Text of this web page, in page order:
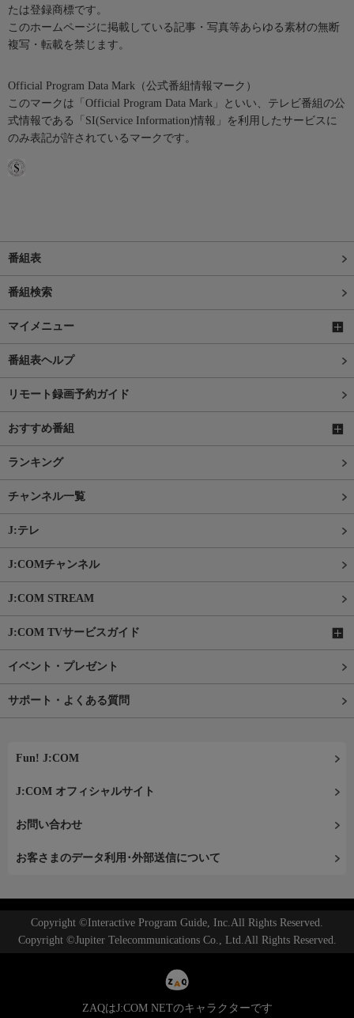
たは登録商標です。
このホームページに掲載している記事・写真等あらゆる素材の無断
複写・転載を禁じます。
Official Program Data Mark（公式番組情報マーク）
このマークは「Official Program Data Mark」といい、テレビ番組の公
式情報である「SI(Service Information)情報」を利用したサービスに
のみ表記が許されているマークです。
番組表
番組検索
マイメニュー
番組表ヘルプ
リモート録画予約ガイド
おすすめ番組
ランキング
チャンネル一覧
J:テレ
J:COMチャンネル
J:COM STREAM
J:COM TVサービスガイド
イベント・プレゼント
サポート・よくある質問
Fun! J:COM
J:COM オフィシャルサイト
お問い合わせ
お客さまのデータ利用･外部送信について
Copyright ©Interactive Program Guide, Inc.All Rights Reserved.
Copyright ©Jupiter Telecommunications Co., Ltd.All Rights Reserved.
ZAQはJ:COM NETのキャラクターです